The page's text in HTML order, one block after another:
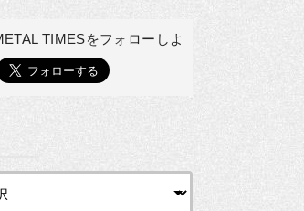
TIMESをフォローしよ